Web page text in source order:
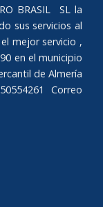
BRASIL SL la
sus servicios al
mejor servicio ,
en el municipio
de Almería
Correo